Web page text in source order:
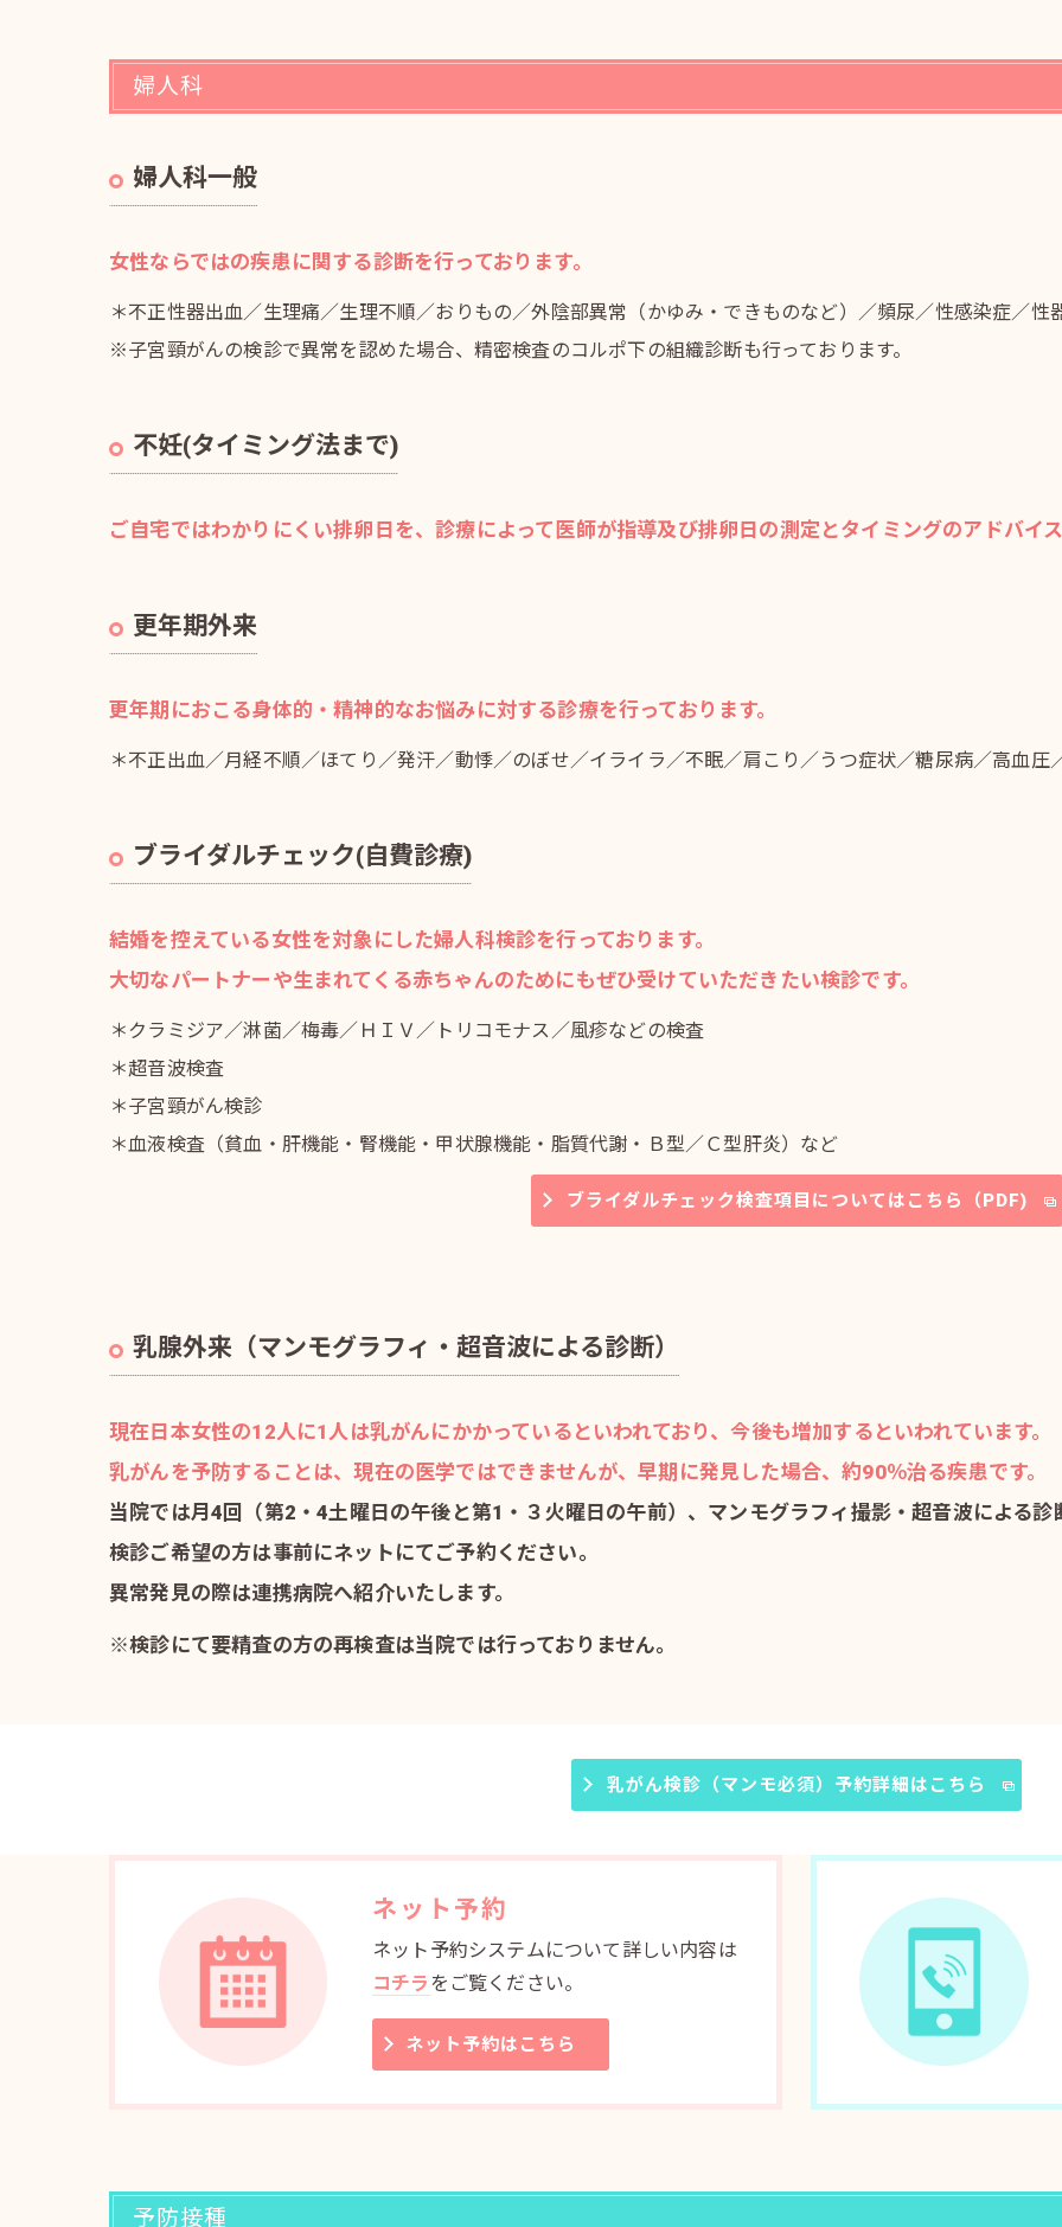
婦人科
婦人科一般
女性ならではの疾患に関する診断を行っております。
＊不正性器出血／生理痛／生理不順／おりもの／外陰部異常（かゆみ・できものなど）／頻尿／性感染症／性
※子宮頸がんの検診で異常を認めた場合、精密検査のコルポ下の組織診断も行っております。
不妊(タイミング法まで)
ご自宅ではわかりにくい排卵日を、診療によって医師が指導及び排卵日の測定とタイミングのアドバイス
更年期外来
更年期におこる身体的・精神的なお悩みに対する診療を行っております。
＊不正出血／月経不順／ほてり／発汗／動悸／のぼせ／イライラ／不眠／肩こり／うつ症状／糖尿病／高血圧
ブライダルチェック(自費診療)
結婚を控えている女性を対象にした婦人科検診を行っております。
大切なパートナーや生まれてくる赤ちゃんのためにもぜひ受けていただきたい検診です。
＊クラミジア／淋菌／梅毒／ＨＩＶ／トリコモナス／風疹などの検査
＊超音波検査
＊子宮頸がん検診
＊血液検査（貧血・肝機能・腎機能・甲状腺機能・脂質代謝・Ｂ型／Ｃ型肝炎）など
ブライダルチェック検査項目についてはこちら（PDF)
乳腺外来（マンモグラフィ・超音波による診断）
現在日本女性の12人に1人は乳がんにかかっているといわれており、今後も増加するといわれています。
乳がんを予防することは、現在の医学ではできませんが、早期に発見した場合、約90％治る疾患です。
当院では月4回（第2・4土曜日の午後と第1・３火曜日の午前）、マンモグラフィ撮影・超音波による診
検診ご希望の方は事前にネットにてご予約ください。
異常発見の際は連携病院へ紹介いたします。
※検診にて要精査の方の再検査は当院では行っておりません。
乳がん検診（マンモ必須）予約詳細はこちら
ネット予約
ネット予約システムについて詳しい内容は
コチラ をご覧ください。
ネット予約はこちら
予防接種